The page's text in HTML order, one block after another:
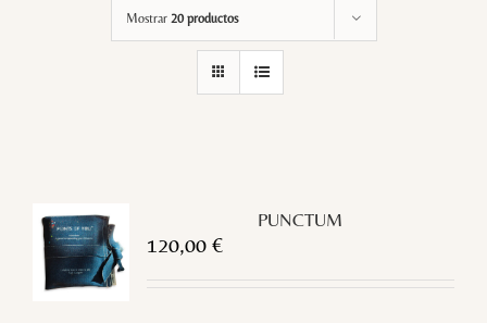
Mostrar 20 productos
PUNCTUM
120,00 €